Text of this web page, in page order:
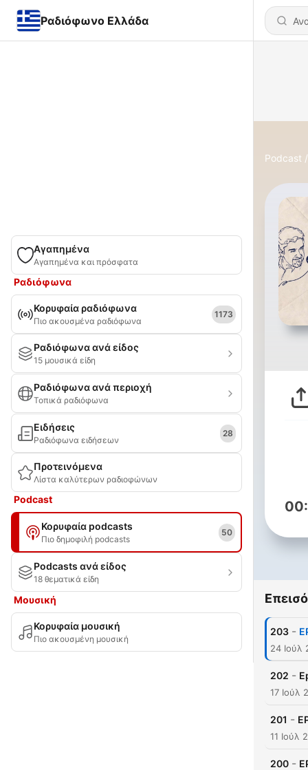
Ραδιόφωνο Ελλάδα
Αγαπημένα
Αγαπημένα και πρόσφατα
Ραδιόφωνα
Κορυφαία ραδιόφωνα
Πιο ακουσμένα ραδιόφωνα
1173
Ραδιόφωνα ανά είδος
15 μουσικά είδη
Ραδιόφωνα ανά περιοχή
Τοπικά ραδιόφωνα
Ειδήσεις
Ραδιόφωνα ειδήσεων
28
Προτεινόμενα
Λίστα καλύτερων ραδιοφώνων
Podcast
Κορυφαία podcasts
Πιο δημοφιλή podcasts
50
Podcasts ανά είδος
18 θεματικά είδη
Μουσική
Κορυφαία μουσική
Πιο ακουσμένη μουσική
Podcast
203 -
24 Ιούλ
202 -
17 Ιούλ
201 -
11 Ιούλ
200 -